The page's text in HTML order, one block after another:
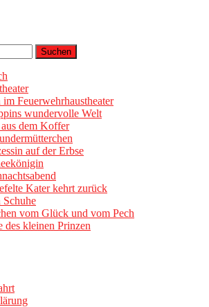
im Feuerwehrhaustheater
wundervolle Welt
dem Koffer
auf der Erbse
Kater kehrt zurück
Schuhe
vom Glück und vom Pech
des kleinen Prinzen